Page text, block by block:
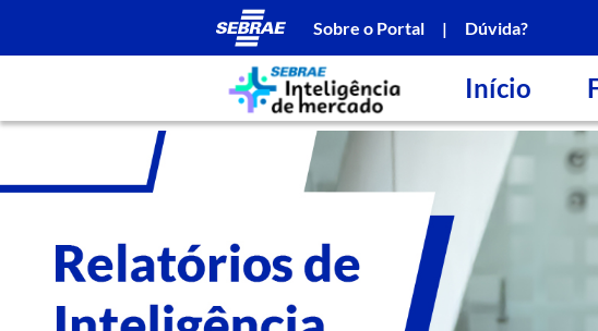
Sobre o Portal | Dúvida?
Início